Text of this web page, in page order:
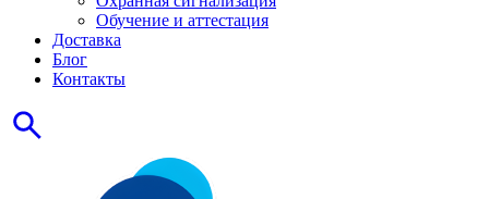
Обучение и аттестация
Доставка
Блог
Контакты